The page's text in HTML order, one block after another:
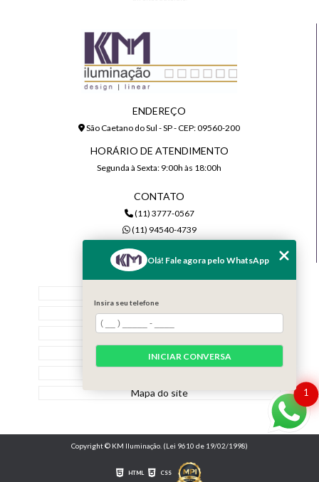
ENDEREÇO
São Caetano do Sul - SP - CEP: 09560-200
HORÁRIO DE ATENDIMENTO
Segunda à Sexta: 9:00h às 18:00h
CONTATO
(11) 3777-0567
(11) 94540-4739
Quem Somos
Serviços
Contato
Mapa do site
Copyright © KM Iluminação. (Lei 9610 de 19/02/1998)
HTML CSS
1
Olá! Fale agora pelo WhatsApp
Insira seu telefone
INICIAR CONVERSA